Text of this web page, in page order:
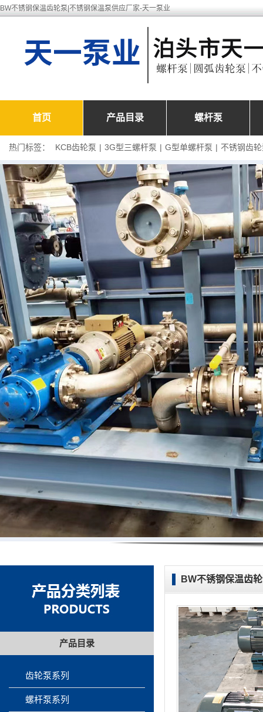
BW不锈钢保温齿轮泵|不锈钢保温泵供应厂家-天一泵业
首页 产品目录 螺杆泵
热门标签： KCB齿轮泵 | 3G型三螺杆泵 | G型单螺杆泵 | 不锈钢齿
BW不锈钢保温齿
产品目录
齿轮泵系列
螺杆泵系列